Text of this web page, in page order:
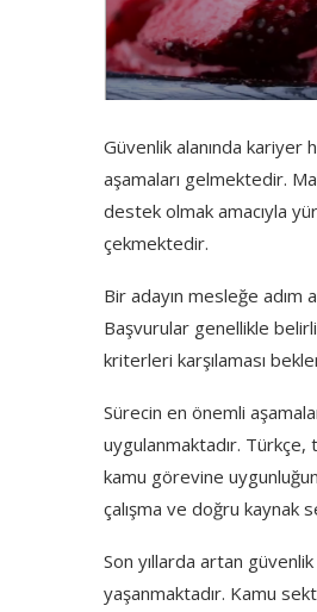
Güvenlik alanında kariyer
aşamaları gelmektedir.
destek olmak amacıyla
çekmektedir.
Bir adayın mesleğe adım
Başvurular genellikle
kriterleri karşılaması
Sürecin en önemli
uygulanmaktadır. Türkçe,
kamu görevine
çalışma ve doğru kaynak
Son yıllarda artan
yaşanmaktadır. Kamu